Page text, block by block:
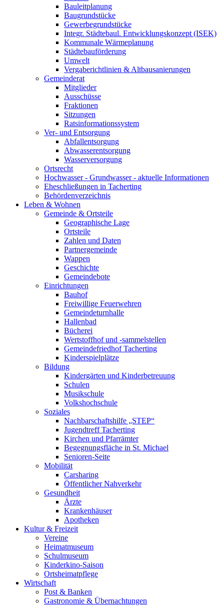
Bauleitplanung
Baugrundstücke
Gewerbegrundstücke
Integr. Städtebaul. Entwicklungskonzept (ISEK)
Kommunale Wärmeplanung
Städtebauförderung
Umwelt
Vergaberichtlinien & Altbausanierungen
Gemeinderat
Mitglieder
Ausschüsse
Fraktionen
Sitzungen
Ratsinformationssystem
Ver- und Entsorgung
Abfallentsorgung
Abwasserentsorgung
Wasserversorgung
Ortsrecht
Hochwasser - Grundwasser - aktuelle Informationen
Eheschließungen in Tacherting
Behördenverzeichnis
Leben & Wohnen
Gemeinde & Ortsteile
Geographische Lage
Ortsteile
Zahlen und Daten
Partnergemeinde
Wappen
Geschichte
Gemeindebote
Einrichtungen
Bauhof
Freiwillige Feuerwehren
Gemeindeturnhalle
Hallenbad
Bücherei
Wertstoffhof und -sammelstellen
Gemeindefriedhof Tacherting
Kinderspielplätze
Bildung
Kindergärten und Kinderbetreuung
Schulen
Musikschule
Volkshochschule
Soziales
Nachbarschaftshilfe „STEP“
Jugendtreff Tacherting
Kirchen und Pfarrämter
Begegnungsfläche in St. Michael
Senioren-Seite
Mobilität
Carsharing
Öffentlicher Nahverkehr
Gesundheit
Ärzte
Krankenhäuser
Apotheken
Kultur & Freizeit
Vereine
Heimatmuseum
Schulmuseum
Kinderkino-Saison
Ortsheimatpflege
Wirtschaft
Post & Banken
Gastronomie & Übernachtungen